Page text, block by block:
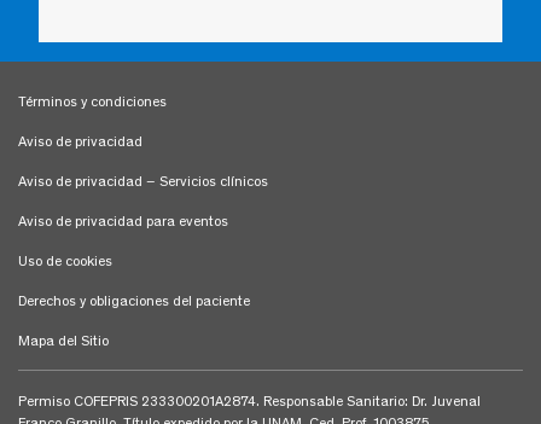
Términos y condiciones
Aviso de privacidad
Aviso de privacidad – Servicios clínicos
Aviso de privacidad para eventos
Uso de cookies
Derechos y obligaciones del paciente
Mapa del Sitio
Permiso COFEPRIS 233300201A2874. Responsable Sanitario: Dr. Juvenal